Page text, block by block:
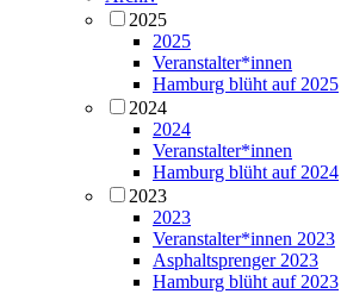
2025
2025
Veranstalter*innen
Hamburg blüht auf 2025
2024
2024
Veranstalter*innen
Hamburg blüht auf 2024
2023
2023
Veranstalter*innen 2023
Asphaltsprenger 2023
Hamburg blüht auf 2023